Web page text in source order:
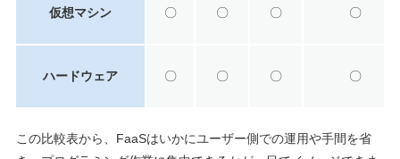
仮想マシン 〇 〇 〇 〇
ハードウェア 〇 〇 〇 〇
この比較表から、FaaSはいかにユーザー側での運用や手間を省